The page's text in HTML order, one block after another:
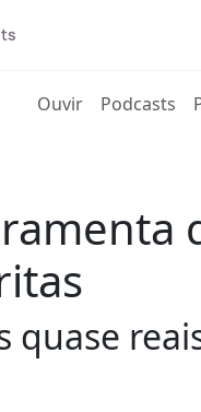
Ouvir(current)
Podcasts
quase